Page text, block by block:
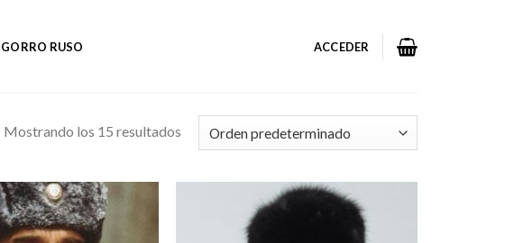
GORRO RUSO ACCEDER
Mostrando los 15 resultados